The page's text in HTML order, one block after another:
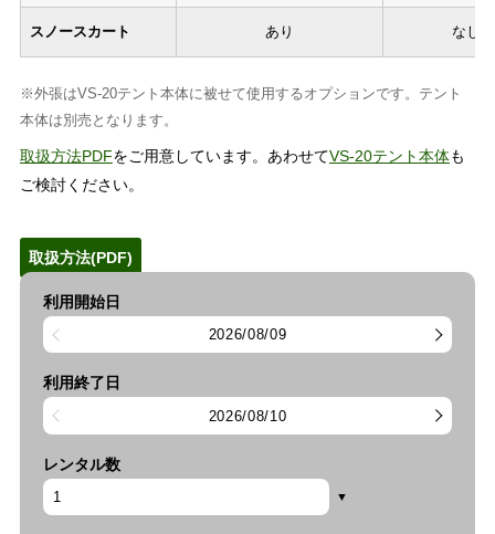
スノースカート あり なし
※外張はVS-20テント本体に被せて使用するオプションです。テント
本体は別売となります。
取扱方法PDFをご用意しています。あわせてVS-20テント本体も
ご検討ください。
取扱方法(PDF)
利用開始日
2026/08/09
利用終了日
2026/08/10
レンタル数